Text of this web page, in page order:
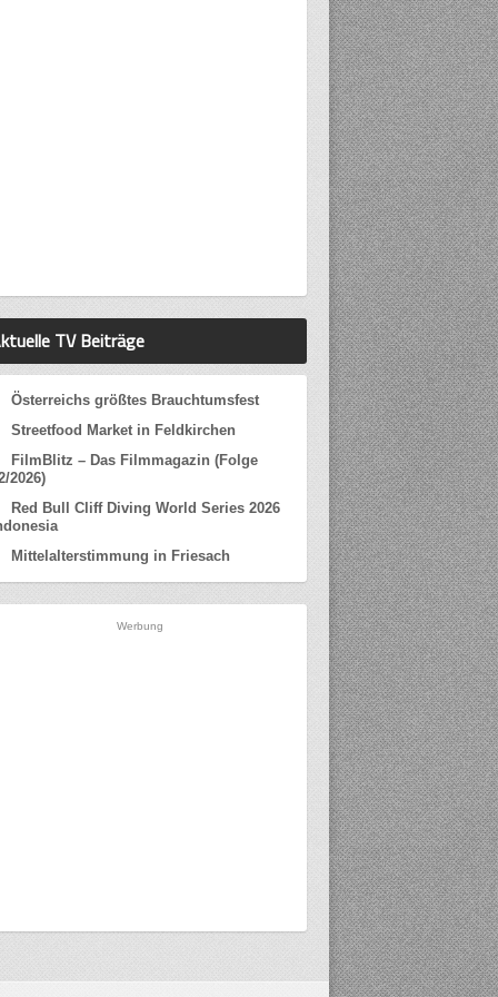
TV Beiträge
Österreichs größtes Brauchtumsfest
Streetfood Market in Feldkirchen
FilmBlitz – Das Filmmagazin (Folge
2026)
Red Bull Cliff Diving World Series 2026
Mittelalterstimmung in Friesach
Werbung